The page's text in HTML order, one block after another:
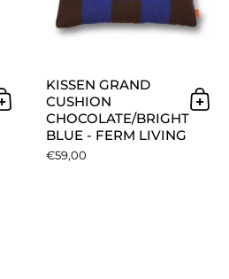
In den Warenkorb
KISSEN GRAND
CUSHION
CHOCOLATE/BRIGHT
BLUE - FERM LIVING
€59,00
In